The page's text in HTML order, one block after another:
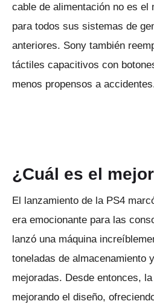
cable de alimentación no es el
para todos sus sistemas de
anteriores. Sony también
táctiles capacitivos con
menos propensos a
¿Cuál es el
El lanzamiento de la PS4
era emocionante para las
lanzó una máquina
toneladas de almacenamiento
mejoradas. Desde entonces,
mejorando el diseño,